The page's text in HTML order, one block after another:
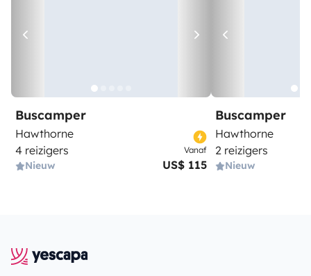
Buscamper
Hawthorne
4 reizigers
Nieuw
Vanaf
US$ 115
Buscamper
Hawthorne
2 reizigers
Nieuw